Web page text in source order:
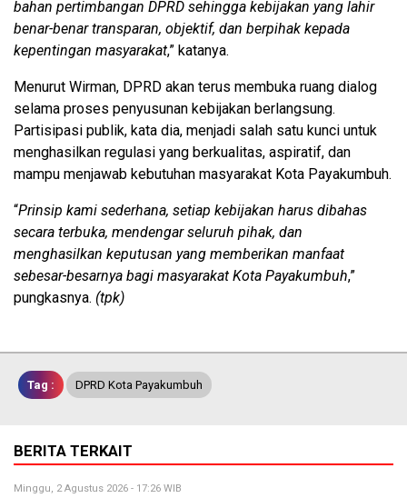
bahan pertimbangan DPRD sehingga kebijakan yang lahir
benar-benar transparan, objektif, dan berpihak kepada
kepentingan masyarakat,” katanya.
Menurut Wirman, DPRD akan terus membuka ruang dialog
selama proses penyusunan kebijakan berlangsung.
Partisipasi publik, kata dia, menjadi salah satu kunci untuk
menghasilkan regulasi yang berkualitas, aspiratif, dan
mampu menjawab kebutuhan masyarakat Kota Payakumbuh.
“Prinsip kami sederhana, setiap kebijakan harus dibahas
secara terbuka, mendengar seluruh pihak, dan
menghasilkan keputusan yang memberikan manfaat
sebesar-besarnya bagi masyarakat Kota Payakumbuh,”
pungkasnya. (tpk)
Tag : DPRD Kota Payakumbuh
BERITA TERKAIT
Minggu, 2 Agustus 2026 - 17:26 WIB